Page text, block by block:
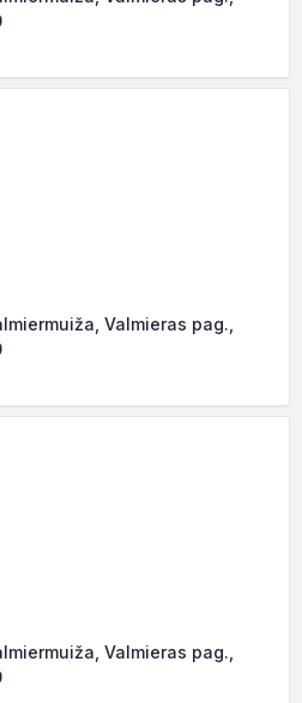
Valmieras pag.,
Valmieras pag.,